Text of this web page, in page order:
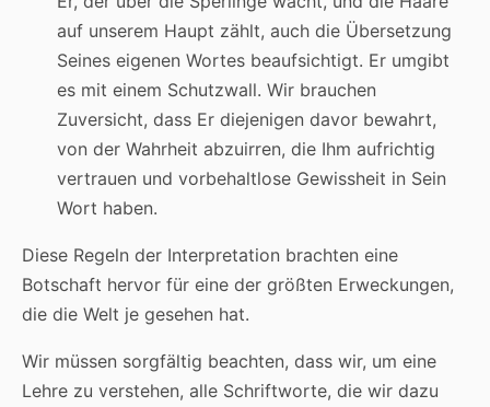
auf unserem Haupt zählt, auch die Übersetzung
Seines eigenen Wortes beaufsichtigt. Er umgibt
es mit einem Schutzwall. Wir brauchen
Zuversicht, dass Er diejenigen davor bewahrt,
von der Wahrheit abzuirren, die Ihm aufrichtig
vertrauen und vorbehaltlose Gewissheit in Sein
Wort haben.
Diese Regeln der Interpretation brachten eine
Botschaft hervor für eine der größten Erweckungen,
die die Welt je gesehen hat.
Wir müssen sorgfältig beachten, dass wir, um eine
Lehre zu verstehen, alle Schriftworte, die wir dazu